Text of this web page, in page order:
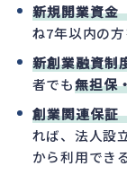
新規開業資金
ね7年以内の
新創業融資制
者でも無担保
創業関連保証
れば、法人設
から利用でき